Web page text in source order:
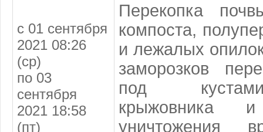
с 01 сентября
2021 08:26
(ср)
по 03
сентября
2021 18:58
(пт)
Перекопка
компоста,
и лежалых
заморозков
под
крыжовника
уничтожения